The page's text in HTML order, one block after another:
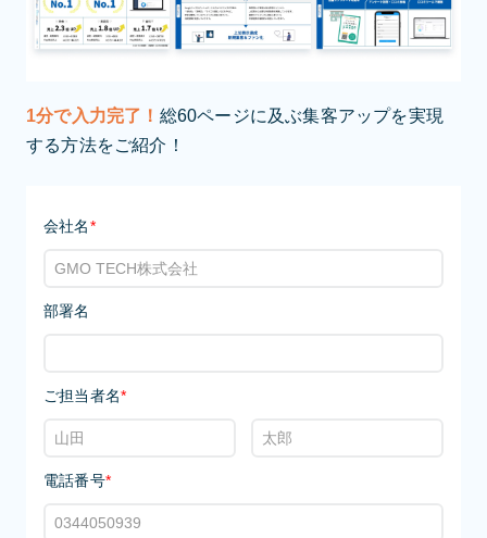
1分で入力完了！ 総60ページに及ぶ集客アップを実現
する方法をご紹介！
会社名*
部署名
ご担当者名*
電話番号*